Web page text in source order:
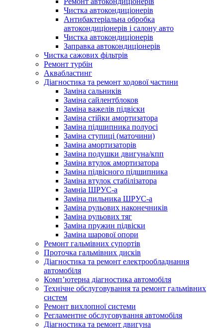
Чистка автокондиціонерів
Антибактеріальна обробка
автокондиціонерів і салону авто
Чистка автокондиціонерів
Заправка автокондиціонерів
Чистка сажових фільтрів
Ремонт турбін
Аквабластинг
Діагностика та ремонт ходової частини
Заміна сальників
Заміна сайлентблоков
Заміна важелів підвіски
Заміна стійки амортизатора
Заміна підшипника полуосі
Заміна ступиці (маточини)
Заміна амортизаторів
Заміна подушки двигуна/кпп
Заміна втулок амортизатора
Заміна підвісного підшипника
Заміна втулок стабілізатора
Замніа ШРУС-а
Заміна пильника ШРУС-а
Заміна рульових наконечників
Заміна рульових тяг
Заміна пружин підвіски
Заміна шарової опори
Ремонт гальмівних супортів
Проточка гальмівних дисків
Діагностика та ремонт електрообладнання
автомобіля
Комп’ютерна діагностика автомобіля
Технічне обслуговування та ремонт гальмівних
систем
Ремонт вихлопної системи
Регламентне обслуговування автомобіля
Діагностика та ремонт двигуна